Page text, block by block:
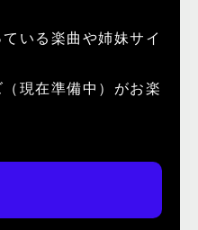
いる楽曲や姉妹サイ
現在準備中）がお楽